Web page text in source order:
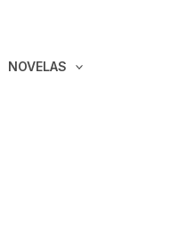
NOVELAS